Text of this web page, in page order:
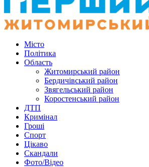
Місто
Політика
Область
Житомирський район
Бердичівський район
Звягельський район
Коростенський район
ДТП
Кримінал
Гроші
Спорт
Цікаво
Скандали
Фото/Відео